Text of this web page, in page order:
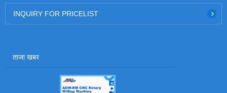
INQUIRY FOR PRICELIST
ताजा खबर